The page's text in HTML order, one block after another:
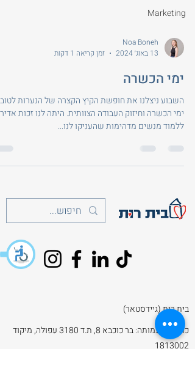
Marketing
Noa Boneh
13 באוג׳ 2024
זמן קריאה 1 דקות
ימי הכשרה
השבוע ניצלנו את חופשת הקיץ הקצרה של הנערות
ימי הכשרה וחיזוק העבודה הצוותית. היתה לנו זכות
ללמוד מנשים מדהימות שהעניקו לנו...
בית רות (גיידסטאר)
כתובת העמותה: בר כוכבא 8, ת.ד 3180 עפולה, מיקוד
1813002